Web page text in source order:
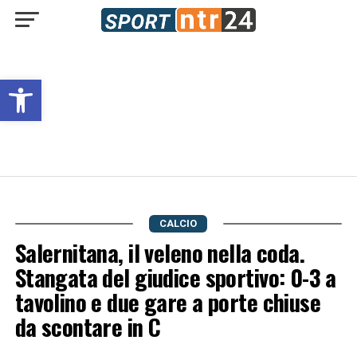
Open toolbar
CALCIO
Salernitana, il veleno nella coda.
Stangata del giudice sportivo: 0-3 a
tavolino e due gare a porte chiuse
da scontare in C